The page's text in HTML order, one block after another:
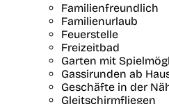
Familienfreundlich
Familienurlaub
Feuerstelle
Freizeitbad
Garten mit
Gassirunden ab
Geschäfte in der
Gleitschirmfliegen